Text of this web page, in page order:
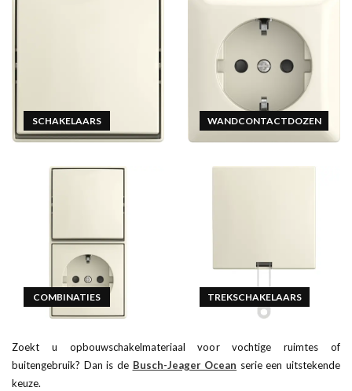
SCHAKELAARS WANDCONTACTDOZEN
COMBINATIES TREKSCHAKELAARS
Zoekt u opbouwschakelmateriaal voor vochtige ruimtes of
buitengebruik? Dan is de Busch-Jeager Ocean serie een uitstekende
keuze.